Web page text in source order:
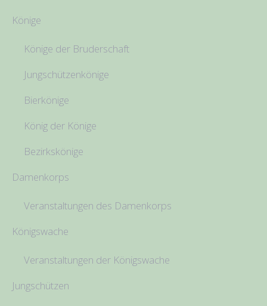
Könige
Könige der Bruderschaft
Jungschützenkönige
Bierkönige
König der Könige
Bezirkskönige
Damenkorps
Veranstaltungen des Damenkorps
Königswache
Veranstaltungen der Königswache
Jungschützen